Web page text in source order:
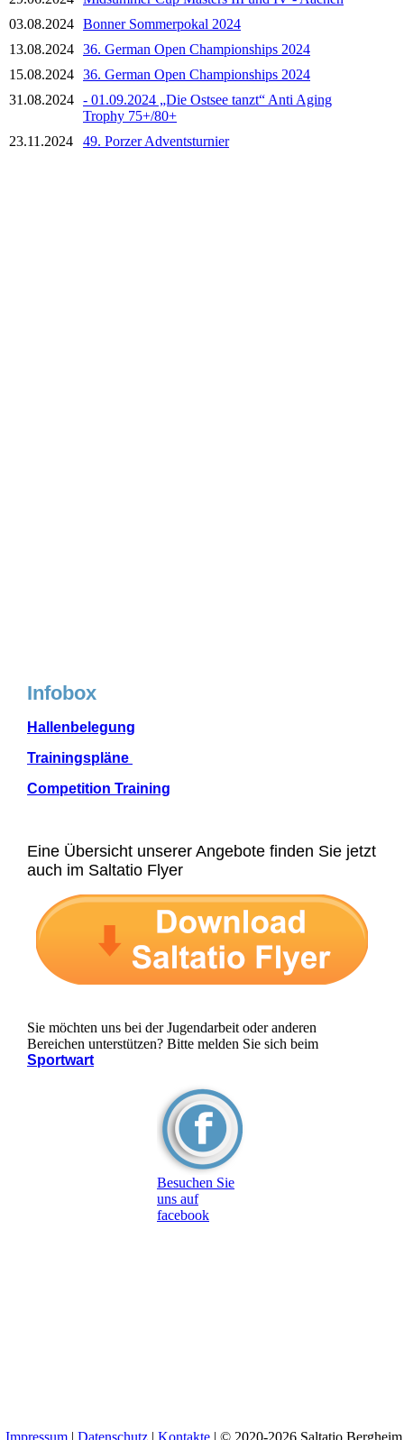
03.08.2024 Bonner Sommerpokal 2024
13.08.2024 36. German Open Championships 2024
15.08.2024 36. German Open Championships 2024
31.08.2024 - 01.09.2024 „Die Ostsee tanzt“ Anti Aging
Trophy 75+/80+
23.11.2024
49. Porzer Adventsturnier
Infobox
Hallenbelegung
Trainingspläne
Competition Training
Eine Übersicht unserer Angebote finden Sie jetzt
auch im Saltatio Flyer
Sie möchten uns bei der Jugendarbeit oder anderen
Bereichen unterstützen? Bitte melden Sie sich beim
Sportwart
Besuchen Sie
uns auf
facebook